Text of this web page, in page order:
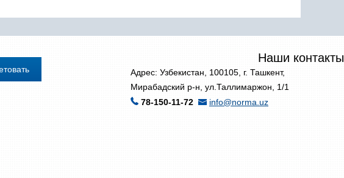
Наши контакты
Адрес: Узбекистан, 100105, г. Ташкент,
Мирабадский р-н, ул.Таллимаржон, 1/1
78-150-11-72
info@norma.uz